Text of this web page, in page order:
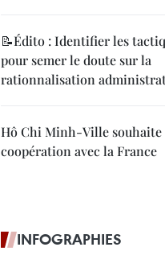
📝Édito : Identifier les
pour semer le doute sur la
rationnalisation
Hô Chi Minh-Ville souhaite
coopération avec la France
INFOGRAPHIES